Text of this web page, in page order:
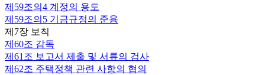
제59조의4 계정의 용도
제59조의5 기금규정의 준용
제7장 보칙
제60조 감독
제61조 보고서 제출 및 서류의 검사
제62조 주택정책 관련 사항의 협의